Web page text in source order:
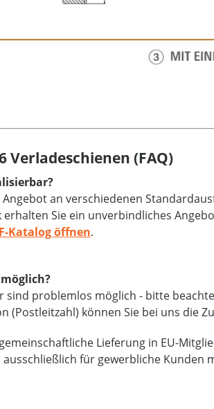
Verladeschienen (FAQ)
an verschiedenen
Sie ein unverbindliches
Katalog öffnen.
sind problemlos möglich - bitte
(Postleitzahl) können Sie bei uns die
Lieferung in EU-
für gewerbliche Kunden